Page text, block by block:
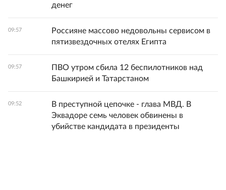
денег
09:57
Россияне массово недовольны сервисом в
пятизвездочных отелях Египта
09:57
ПВО утром сбила 12 беспилотников над
Башкирией и Татарстаном
09:52
В преступной цепочке - глава МВД. В
Эквадоре семь человек обвинены в
убийстве кандидата в президенты